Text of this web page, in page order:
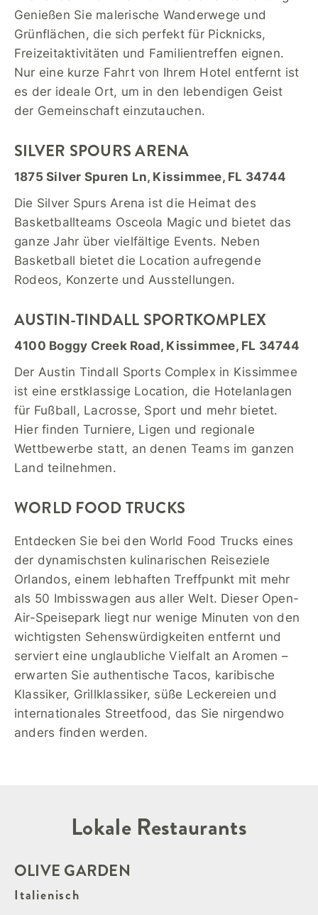
Genießen Sie malerische Wanderwege und
Grünflächen, die sich perfekt für Picknicks,
Freizeitaktivitäten und Familientreffen eignen.
Nur eine kurze Fahrt von Ihrem Hotel entfernt ist
es der ideale Ort, um in den lebendigen Geist
der Gemeinschaft einzutauchen.
SILVER SPOURS ARENA
1875 Silver Spuren Ln, Kissimmee, FL 34744
Die Silver Spurs Arena ist die Heimat des
Basketballteams Osceola Magic und bietet das
ganze Jahr über vielfältige Events. Neben
Basketball bietet die Location aufregende
Rodeos, Konzerte und Ausstellungen.
AUSTIN-TINDALL SPORTKOMPLEX
4100 Boggy Creek Road, Kissimmee, FL 34744
Der Austin Tindall Sports Complex in Kissimmee
ist eine erstklassige Location, die Hotelanlagen
für Fußball, Lacrosse, Sport und mehr bietet.
Hier finden Turniere, Ligen und regionale
Wettbewerbe statt, an denen Teams im ganzen
Land teilnehmen.
WORLD FOOD TRUCKS
Entdecken Sie bei den World Food Trucks eines
der dynamischsten kulinarischen Reiseziele
Orlandos, einem lebhaften Treffpunkt mit mehr
als 50 Imbisswagen aus aller Welt. Dieser Open-
Air-Speisepark liegt nur wenige Minuten von den
wichtigsten Sehenswürdigkeiten entfernt und
serviert eine unglaubliche Vielfalt an Aromen –
erwarten Sie authentische Tacos, karibische
Klassiker, Grillklassiker, süße Leckereien und
internationales Streetfood, das Sie nirgendwo
anders finden werden.
Lokale Restaurants
OLIVE GARDEN
Italienisch